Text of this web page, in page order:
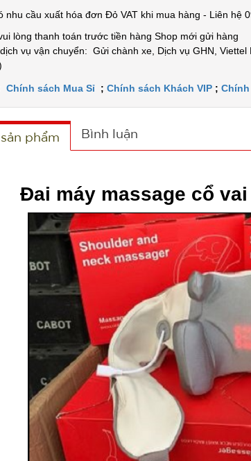
nhu cầu xuất hóa đơn Đỏ VAT khi mua hàng - Liên hệ
lòng thanh toán trước tiền hàng Shop mới gửi hàng
vụ vận chuyển: Gửi chành xe, Dịch vụ GHN,
Chính sách Mua Sỉ ; Chính sách Khách VIP ;
phẩm Bình luận
Đai máy massage cổ